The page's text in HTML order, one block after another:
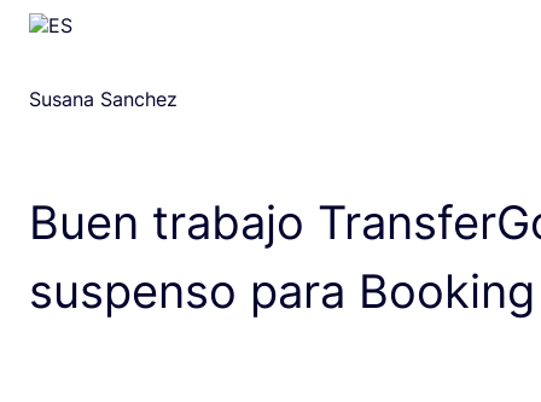
Susana Sanchez
Buen trabajo
suspenso para Booking